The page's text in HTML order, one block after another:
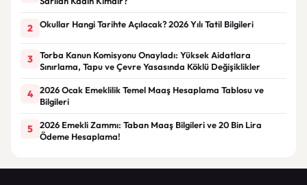
2 Okullar Hangi Tarihte Açılacak? 2026 Yılı Tatil Bilgileri
3
Torba Kanun Komisyonu Onayladı: Yüksek Aidatlara
Sınırlama, Tapu ve Çevre Yasasında Köklü Değişiklikler
4
2026 Ocak Emeklilik Temel Maaş Hesaplama Tablosu ve
Bilgileri
5
2026 Emekli Zammı: Taban Maaş Bilgileri ve 20 Bin Lira
Ödeme Hesaplama!